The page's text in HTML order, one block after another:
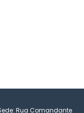
Rua Comandante